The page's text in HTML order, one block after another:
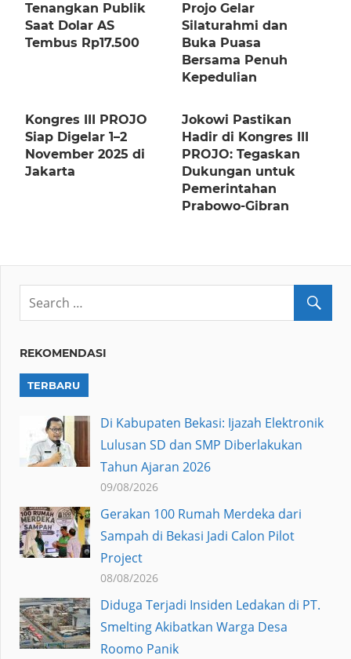
Tenangkan Publik
Saat Dolar AS
Tembus Rp17.500
Projo Gelar
Silaturahmi dan
Buka Puasa
Bersama Penuh
Kepedulian
Kongres III PROJO
Siap Digelar 1–2
November 2025 di
Jakarta
Jokowi Pastikan
Hadir di Kongres III
PROJO: Tegaskan
Dukungan untuk
Pemerintahan
Prabowo-Gibran
REKOMENDASI
TERBARU
Di Kabupaten Bekasi: Ijazah Elektronik
Lulusan SD dan SMP Diberlakukan
Tahun Ajaran 2026
09/08/2026
Gerakan 100 Rumah Merdeka dari
Sampah di Bekasi Jadi Calon Pilot
Project
08/08/2026
Diduga Terjadi Insiden Ledakan di PT.
Smelting Akibatkan Warga Desa
Roomo Panik